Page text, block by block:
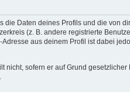
Daten deines Profils und die von
(z. B. andere registrierte
aus deinem Profil ist dabei
sofern er auf Grund